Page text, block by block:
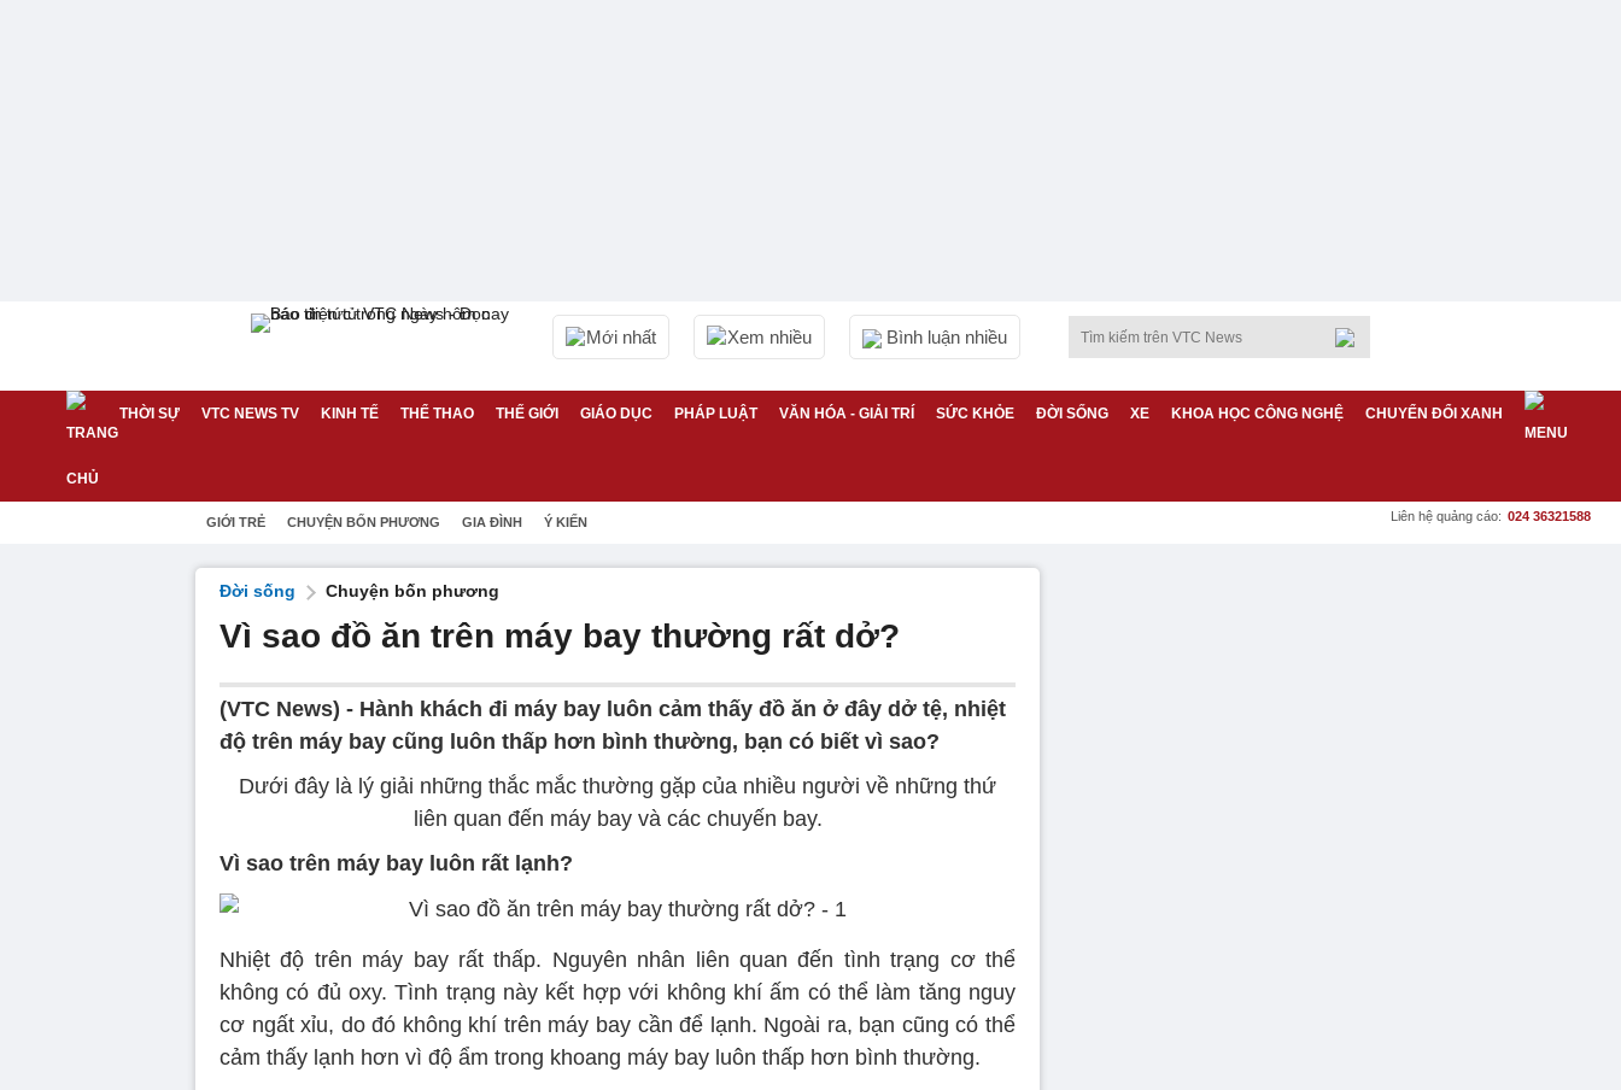
Mới nhất Xem nhiều Bình luận nhiều
THỜI SỰ VTC NEWS TV KINH TẾ THỂ THAO THẾ GIỚI GIÁO DỤC PHÁP LUẬT VĂN HÓA - GIẢI TRÍ SỨC KHỎE ĐỜI SỐNG XE KHOA HỌC CÔNG NGHỆ CHUYỂN ĐỔI XANH
GIỚI TRẺ CHUYỆN BỐN PHƯƠNG GIA ĐÌNH Ý KIẾN Liên hệ quảng cáo: 024 36321588
Đời sống Chuyện bốn phương
Vì sao đồ ăn trên máy bay thường rất dở?
(VTC News) - Hành khách đi máy bay luôn cảm thấy đồ ăn ở đây dở tệ, nhiệt
độ trên máy bay cũng luôn thấp hơn bình thường, bạn có biết vì sao?
Dưới đây là lý giải những thắc mắc thường gặp của nhiều người về những thứ
liên quan đến máy bay và các chuyến bay.
Vì sao trên máy bay luôn rất lạnh?
Nhiệt độ trên máy bay rất thấp. Nguyên nhân liên quan đến tình trạng cơ thể
không có đủ oxy. Tình trạng này kết hợp với không khí ấm có thể làm tăng nguy
cơ ngất xỉu, do đó không khí trên máy bay cần để lạnh. Ngoài ra, bạn cũng có thể
cảm thấy lạnh hơn vì độ ẩm trong khoang máy bay luôn thấp hơn bình thường.